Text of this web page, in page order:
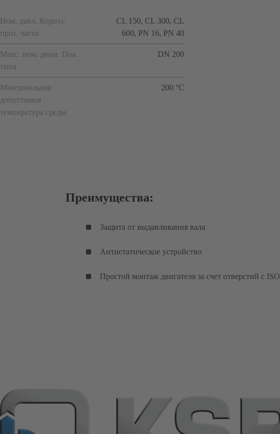
Ном. давл. Корпус
прот. части
CL 150, CL 300, CL
600, PN 16, PN 40
Макс. ном. диам. Пок.
типа
DN 200
Максимальная
допустимая
температура среды
200 °C
Преимущества:
Защита от выдавливания вала
Антистатическое устройство
Простой монтаж двигателя за счет отверстий с